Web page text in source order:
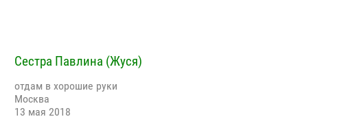
Сестра Павлина (Жуся)
отдам в хорошие руки
Москва
13 мая 2018